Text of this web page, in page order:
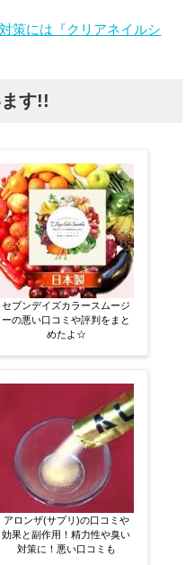
策には『クリアネイルシ
す!!
セブンデイズカラースムージ
ーの悪い口コミや評判をまと
めたよ☆
アロンザ(サプリ)の口コミや
効果と副作用！精力性や臭い
対策に！悪い口コミも